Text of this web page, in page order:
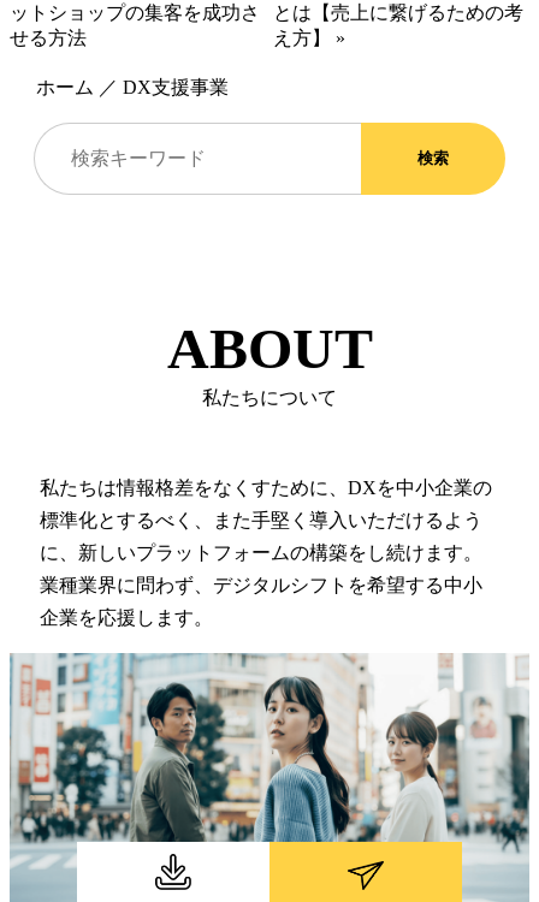
ットショップの集客を成功さ
せる方法
とは【売上に繋げるための考
え方】 »
ホーム ／ DX支援事業
検索
ABOUT
私たちについて
私たちは情報格差をなくすために、DXを中小企業の
標準化とするべく、また手堅く導入いただけるよう
に、新しいプラットフォームの構築をし続けます。
業種業界に問わず、デジタルシフトを希望する中小
企業を応援します。